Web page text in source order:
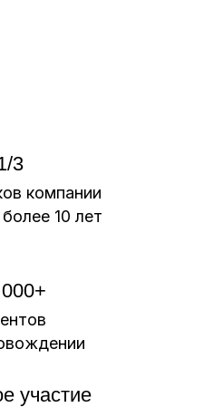
3
компании
10 лет
участие